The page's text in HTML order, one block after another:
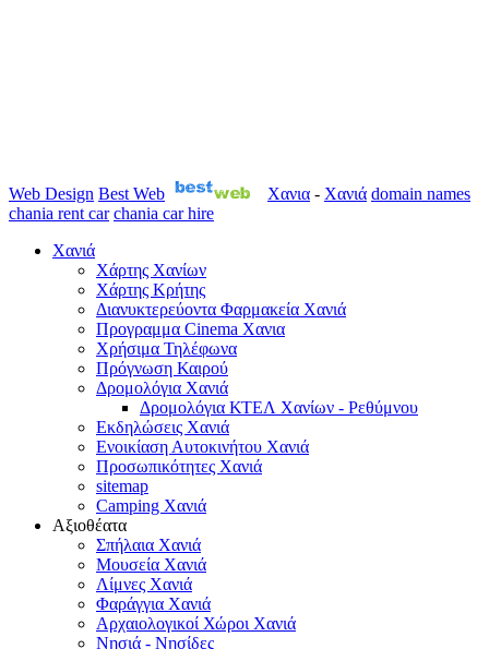
Web Design Best Web Χανια - Χανιά domain names
chania rent car chania car hire
Χανιά
Χάρτης Χανίων
Χάρτης Κρήτης
Διανυκτερεύοντα Φαρμακεία Χανιά
Προγραμμα Cinema Χανια
Χρήσιμα Τηλέφωνα
Πρόγνωση Καιρού
Δρομολόγια Χανιά
Δρομολόγια ΚΤΕΛ Χανίων - Ρεθύμνου
Εκδηλώσεις Χανιά
Ενοικίαση Αυτοκινήτου Χανιά
Προσωπικότητες Χανιά
sitemap
Camping Χανιά
Αξιοθέατα
Σπήλαια Χανιά
Μουσεία Χανιά
Λίμνες Χανιά
Φαράγγια Χανιά
Αρχαιολογικοί Χώροι Χανιά
Νησιά - Νησίδες